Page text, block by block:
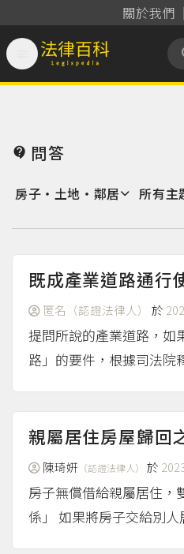
關於我們
法律百科 Legispedia
 問答
房子‧土地‧鄰居 所有主
既成產業道路通行
匿名（認證法律人） 於
提問所說的產業道路，如
路」的要件，根據司法院
取所謂的「通行費」，並
形，就可能會構成刑法第
（more...）
親屬居住房屋歸回
陳琦姸 （認證法律人） 於
房子無償借給親屬居住，
係」 如果將房子交給別